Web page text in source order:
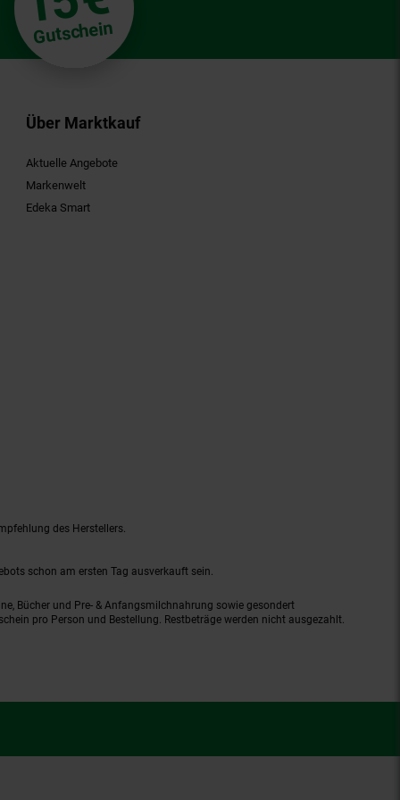
Gutschein
Über Marktkauf
Aktuelle Angebote
Markenwelt
Edeka Smart
des Herstellers.
schon am ersten Tag ausverkauft sein.
Bücher und Pre- & Anfangsmilchnahrung sowie gesondert
pro Person und Bestellung. Restbeträge werden nicht ausgezahlt.